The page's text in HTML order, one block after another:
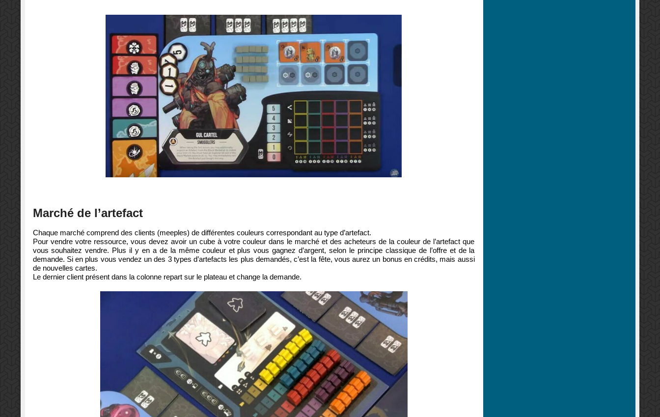
Marché de l’artefact
Chaque marché comprend des clients (meeples) de différentes couleurs correspondant au type d’artefact.
Pour vendre votre ressource, vous devez avoir un cube à votre couleur dans le marché et des acheteurs de la couleur de l’artefact que
vous souhaitez vendre. Plus il y en a de la même couleur et plus vous gagnez d’argent, selon le principe classique de l’offre et de la
demande. Si en plus vous vendez un des 3 types d’artefacts les plus demandés, c’est la fête, vous aurez un bonus en crédits, mais aussi
de nouvelles cartes.
Le dernier client présent dans la colonne repart sur le plateau et change la demande.